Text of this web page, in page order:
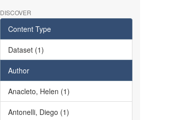
DISCOVER
Content Type
Dataset (1)
Author
Anacleto, Helen (1)
Antonelli, Diego (1)